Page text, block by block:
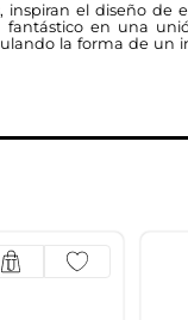
inspiran el diseño de
en una
la forma de un